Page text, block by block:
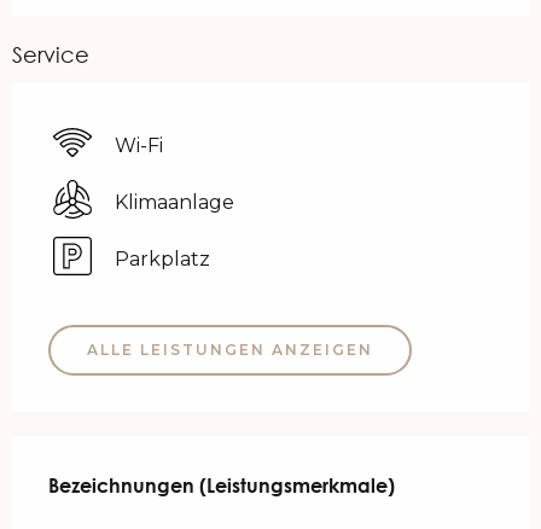
Service
Wi-Fi
Klimaanlage
Parkplatz
ALLE LEISTUNGEN ANZEIGEN
Bezeichnungen (Leistungsmerkmale)
Bezeichnungen (Leistungsmerkmale)